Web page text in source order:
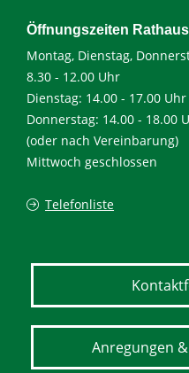
Öffnungszeiten Rathaus
Montag, Dienstag,
8.30 - 12.00 Uhr
Dienstag: 14.00 - 17.00 Uhr
Donnerstag: 14.00 - 18.00
(oder nach Vereinbarung)
Mittwoch geschlossen
Telefonliste
Anregungen